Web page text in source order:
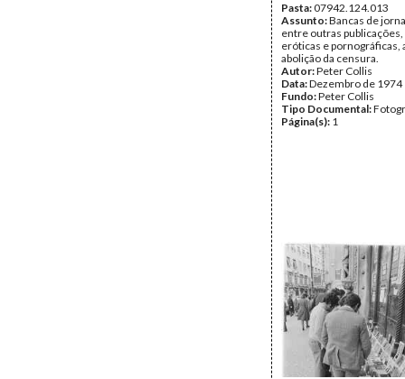
Pasta:07942.124.013
Assunto:Bancas de
entre outras
eróticas e pornográficas,
abolição da censura.
Autor:Peter Collis
Data:Dezembro de 1974
Fundo:Peter Collis
Tipo Documental:
Página(s): 1